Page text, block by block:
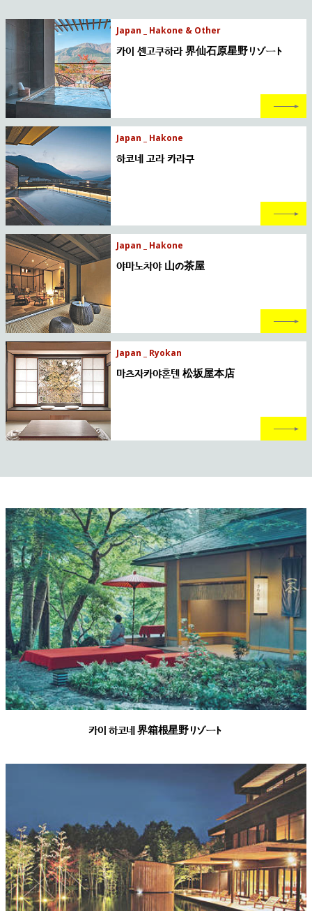
카이 하코네 界箱根星野リゾート
Japan _ Hakone & Other
카이 센고쿠하라 界仙石原星野リゾート
Japan _ Hakone
하코네 고라 카라쿠
Japan _ Hakone
야마노차야 山の茶屋
Japan _ Ryokan
마츠자카야혼텐 松坂屋本店